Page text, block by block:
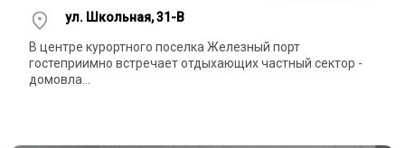
ул. Школьная, 31-В
В центре курортного поселка Железный порт
гостеприимно встречает отдыхающих частный сектор -
домовла...